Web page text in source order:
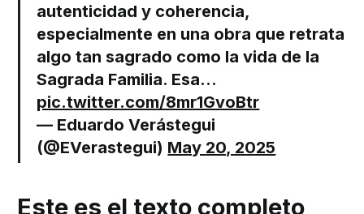
autenticidad y coherencia,
especialmente en una obra que retrata
algo tan sagrado como la vida de la
Sagrada Familia. Esa…
pic.twitter.com/8mr1GvoBtr
— Eduardo Verástegui
(@EVerastegui) May 20, 2025
Este es el texto completo